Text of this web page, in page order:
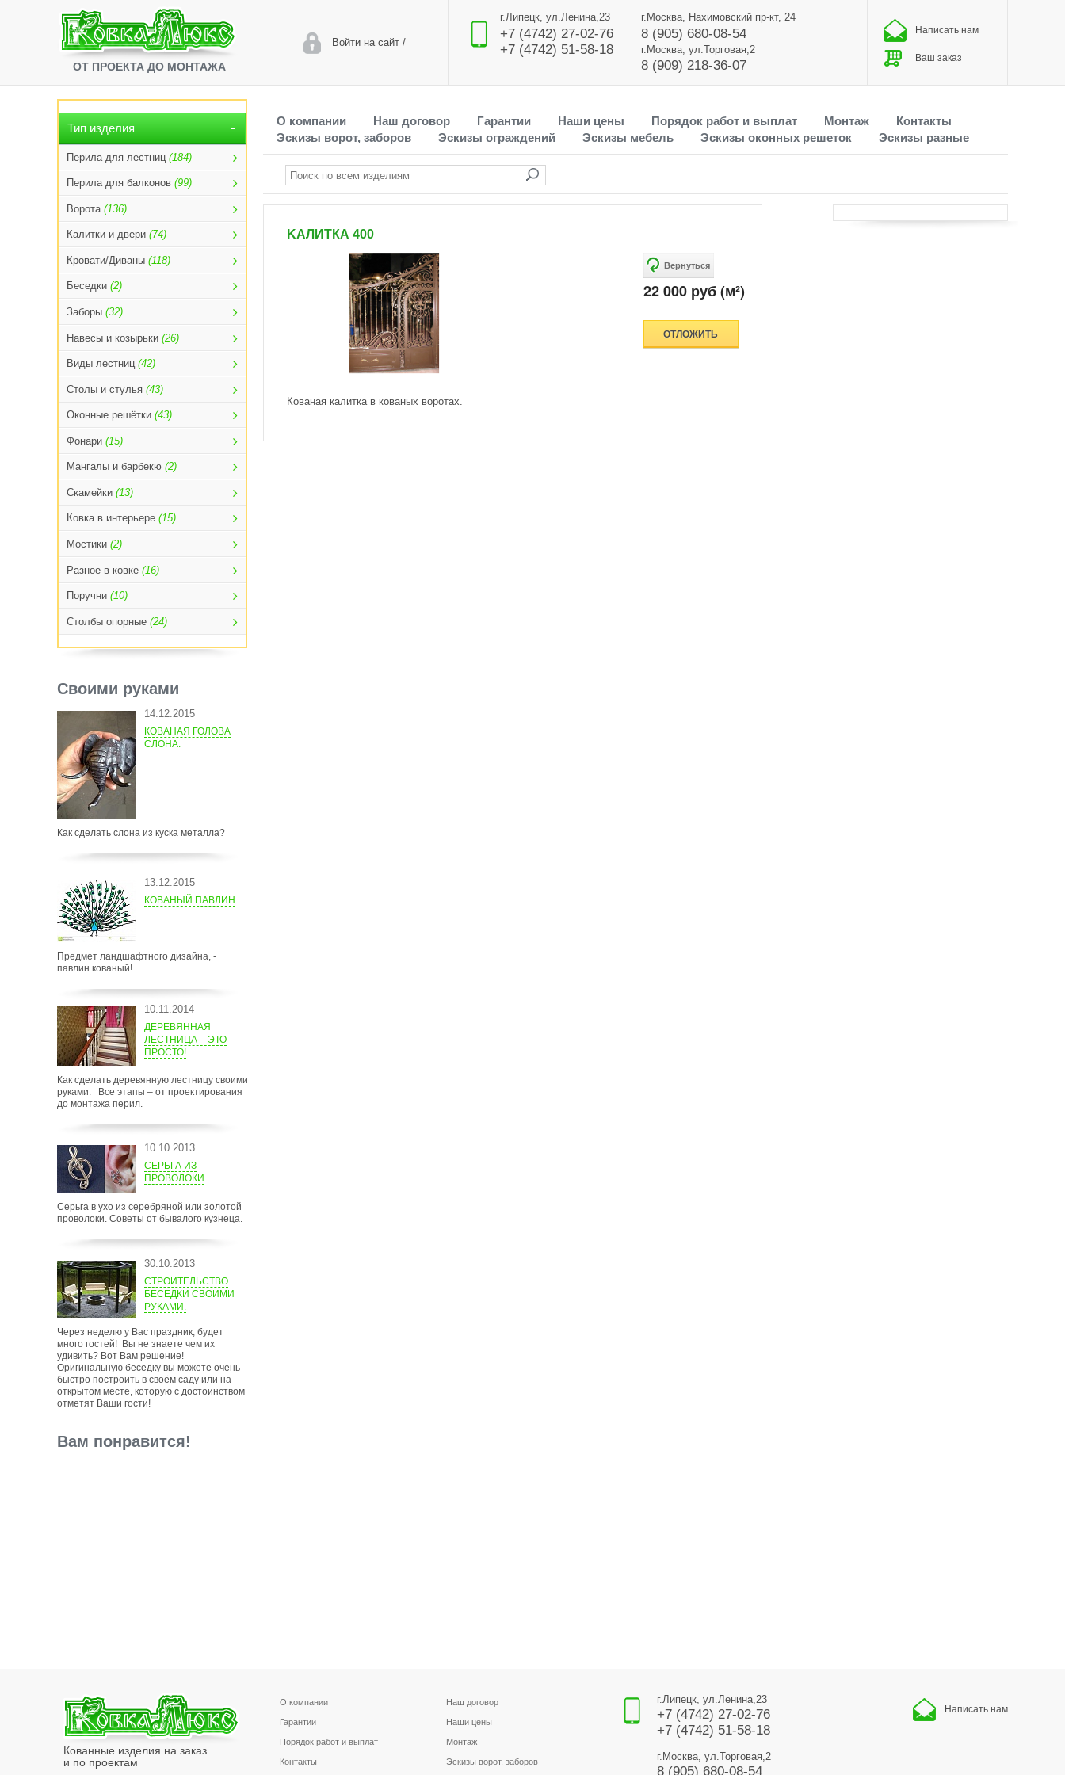
ОТ ПРОЕКТА ДО МОНТАЖА
Войти на сайт/
г.Липецк, ул.Ленина,23
+7 (4742) 27-02-76
+7 (4742) 51-58-18
г.Москва, Нахимовский пр-кт, 24
8 (905) 680-08-54
г.Москва, ул.Торговая,2
8 (909) 218-36-07
Написать нам
Ваш заказ
Тип изделия
Перила для лестниц (184)
Перила для балконов (99)
Ворота (136)
Калитки и двери (74)
Кровати/Диваны (118)
Беседки (2)
Заборы (32)
Навесы и козырьки (26)
Виды лестниц (42)
Столы и стулья (43)
Оконные решётки (43)
Фонари (15)
Мангалы и барбекю (2)
Скамейки (13)
Ковка в интерьере (15)
Мостики (2)
Разное в ковке (16)
Поручни (10)
Столбы опорные (24)
Своими руками
14.12.2015
КОВАНАЯ ГОЛОВА
СЛОНА.
Как сделать слона из куска металла?
13.12.2015
КОВАНЫЙ ПАВЛИН
Предмет ландшафтного дизайна, -
павлин кованый!
10.11.2014
ДЕРЕВЯННАЯ
ЛЕСТНИЦА – ЭТО
ПРОСТО!
Как сделать деревянную лестницу своими
руками. Все этапы – от проектирования
до монтажа перил.
10.10.2013
СЕРЬГА ИЗ
ПРОВОЛОКИ
Серьга в ухо из серебряной или золотой
проволоки. Советы от бывалого кузнеца.
30.10.2013
СТРОИТЕЛЬСТВО
БЕСЕДКИ СВОИМИ
РУКАМИ.
Через неделю у Вас праздник, будет
много гостей! Вы не знаете чем их
удивить? Вот Вам решение!
Оригинальную беседку вы можете очень
быстро построить в своём саду или на
открытом месте, которую с достоинством
отметят Ваши гости!
Вам понравится!
О компании Наш договор Гарантии Наши цены Порядок работ и выплат Монтаж
Контакты
Эскизы ворот, заборов
Эскизы ограждений Эскизы мебель Эскизы оконных решеток Эскизы разные
KАЛИТКА 400
22 000 руб (м²)
ОТЛОЖИТЬ
Кованая калитка в кованых воротах.
Кованные изделия на заказ
и по проектам
О компании Наш договор
Гарантии Наши цены
Порядок работ и выплат Монтаж
Контакты Эскизы ворот, заборов
г.Липецк, ул.Ленина,23
+7 (4742) 27-02-76
+7 (4742) 51-58-18
г.Москва, ул.Торговая,2
8 (905) 680-08-54
Написать нам